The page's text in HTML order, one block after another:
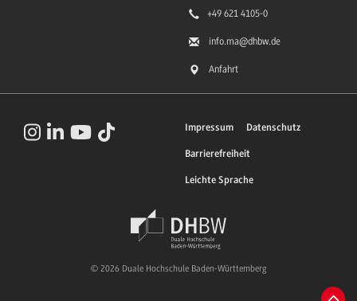
+49 621 4105-0
info.ma@dhbw.de
Anfahrt
Impressum Datenschutz
Barrierefreiheit
Leichte Sprache
© 2026 Duale Hochschule Baden-Württemberg